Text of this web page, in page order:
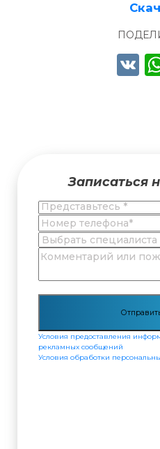
Записаться
Условия предоставления
рекламных сообщений
Условия обработки